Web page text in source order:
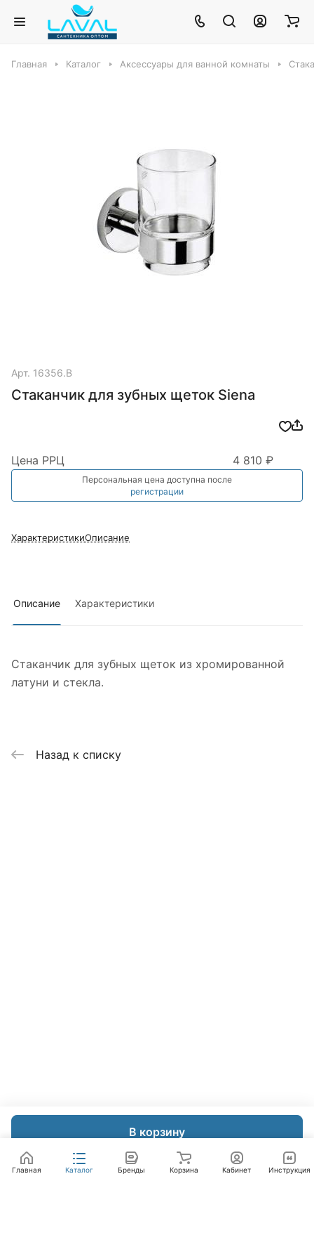
Главная Каталог Аксессуары для ванной комнаты
Арт. 16356.B
Стаканчик для зубных щеток Siena
Цена РРЦ 4 810 ₽
Персональная цена доступна после
регистрации
В корзину
ХарактеристикиОписание
Описание Характеристики
Стаканчик для зубных щеток из хромированной
латуни и стекла.
Назад к списку
Главная Каталог Бренды Корзина Кабинет Инструкция